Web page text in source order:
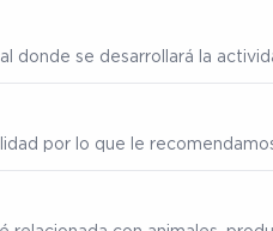
donde se desarrollará la
por lo que le